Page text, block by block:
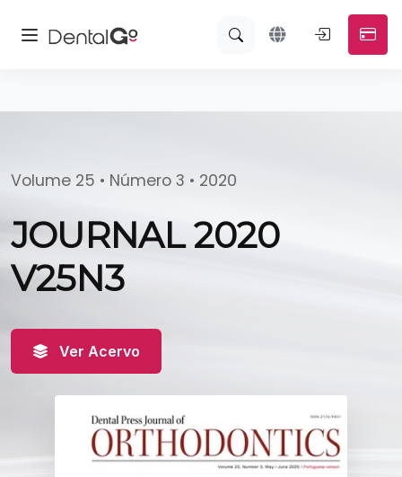
Volume 25 • Número 3 • 2020
JOURNAL 2020
V25N3
Ver Acervo